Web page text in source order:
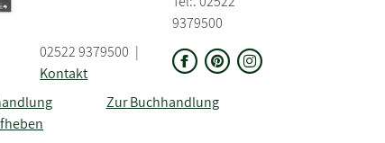
9379500
02522 9379500 |
Kontakt
Zur Buchhandlung